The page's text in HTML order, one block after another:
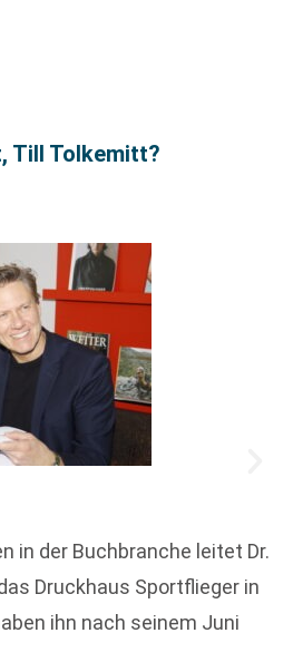
Till Tolkemitt?
in der Buchbranche leitet Dr.
Druckhaus Sportflieger in
ihn nach seinem Juni